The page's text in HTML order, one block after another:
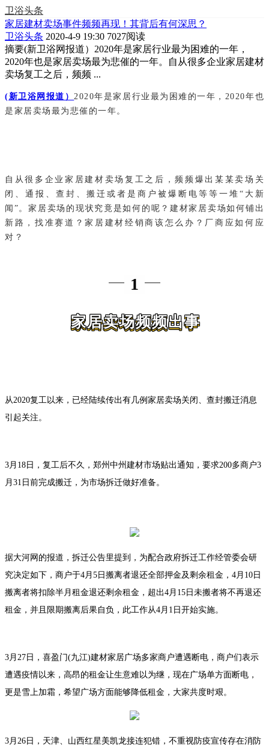
卫浴头条
家居建材卖场事件频频再现！其背后有何深思？
卫浴头条 2020-4-9 19:30 7027阅读
摘要(新卫浴网报道）2020年是家居行业最为困难的一年，
2020年也是家居卖场最为悲催的一年。自从很多企业家居建材
卖场复工之后，频频 ...
(新卫浴网报道）2020年是家居行业最为困难的一年，2020年也
是家居卖场最为悲催的一年。
自从很多企业家居建材卖场复工之后，频频爆出某某卖场关
闭、通报、查封、搬迁或者是商户被爆断电等等一堆“大新
闻”。家居卖场的现状究竟是如何的呢？建材家居卖场如何铺出
新路，找准赛道？家居建材经销商该怎么办？厂商应如何应
对？
1
家居卖场频频出事
从2020复工以来，已经陆续传出有几例家居卖场关闭、查封搬迁消息
引起关注。
3月18日，复工后不久，郑州中州建材市场贴出通知，要求200多商户3
月31日前完成搬迁，为市场拆迁做好准备。
据大河网的报道，拆迁公告里提到，为配合政府拆迁工作经管委会研
究决定如下，商户于4月5日搬离者退还全部押金及剩余租金，4月10日
搬离者将扣除半月租金退还剩余租金，超出4月15日未搬者将不再退还
租金，并且限期搬离后果自负，此工作从4月1日开始实施。
3月27日，喜盈门(九江)建材家居广场多家商户遭遇断电，商户们表示
遭遇疫情以来，高昂的租金让生意难以为继，现在广场单方面断电，
更是雪上加霜，希望广场方面能够降低租金，大家共度时艰。
3月26日，天津、山西红星美凯龙接连犯错，不重视防疫宣传存在消防